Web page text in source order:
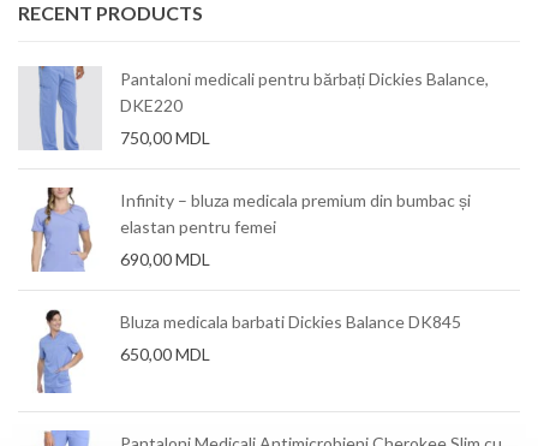
RECENT PRODUCTS
Pantaloni medicali pentru bărbați Dickies Balance,
DKE220
750,00MDL
Infinity – bluza medicala premium din bumbac și
elastan pentru femei
690,00MDL
Bluza medicala barbati Dickies Balance DK845
650,00MDL